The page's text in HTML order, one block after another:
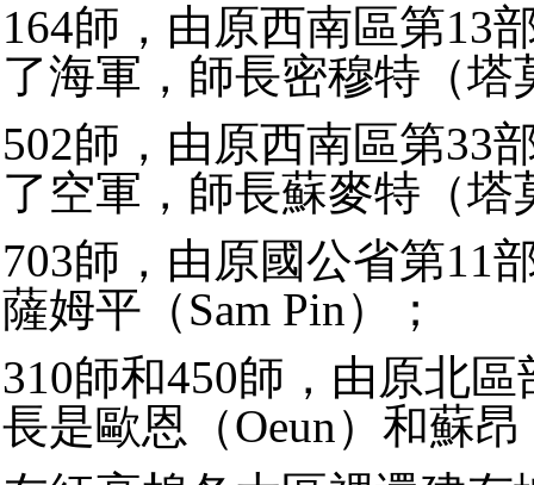
164師，由原西南區第13
了海軍，師長密穆特（塔
502師，由原西南區第33
了空軍，師長蘇麥特（塔
703師，由原國公省第11
薩姆平（Sam Pin）；
310師和450師，由原北
長是歐恩（Oeun）和蘇昂